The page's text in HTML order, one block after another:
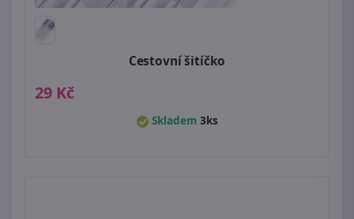
Cestovní šitíčko
29 Kč
Skladem 3ks